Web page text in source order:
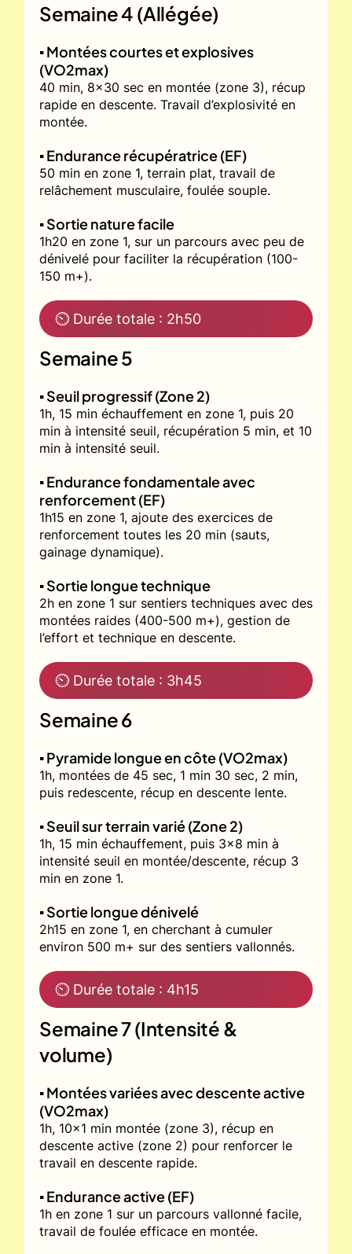
Semaine 4 (Allégée)
▪️ Montées courtes et explosives
(VO2max)
40 min, 8x30 sec en montée (zone 3), récup
rapide en descente. Travail d’explosivité en
montée.
▪️ Endurance récupératrice (EF)
50 min en zone 1, terrain plat, travail de
relâchement musculaire, foulée souple.
▪️ Sortie nature facile
1h20 en zone 1, sur un parcours avec peu de
dénivelé pour faciliter la récupération (100-
150 m+).
⏲ Durée totale : 2h50
Semaine 5
▪️ Seuil progressif (Zone 2)
1h, 15 min échauffement en zone 1, puis 20
min à intensité seuil, récupération 5 min, et 10
min à intensité seuil.
▪️ Endurance fondamentale avec
renforcement (EF)
1h15 en zone 1, ajoute des exercices de
renforcement toutes les 20 min (sauts,
gainage dynamique).
▪️ Sortie longue technique
2h en zone 1 sur sentiers techniques avec des
montées raides (400-500 m+), gestion de
l’effort et technique en descente.
⏲ Durée totale : 3h45
Semaine 6
▪️ Pyramide longue en côte (VO2max)
1h, montées de 45 sec, 1 min 30 sec, 2 min,
puis redescente, récup en descente lente.
▪️ Seuil sur terrain varié (Zone 2)
1h, 15 min échauffement, puis 3x8 min à
intensité seuil en montée/descente, récup 3
min en zone 1.
▪️ Sortie longue dénivelé
2h15 en zone 1, en cherchant à cumuler
environ 500 m+ sur des sentiers vallonnés.
⏲ Durée totale : 4h15
Semaine 7 (Intensité &
volume)
▪️ Montées variées avec descente active
(VO2max)
1h, 10x1 min montée (zone 3), récup en
descente active (zone 2) pour renforcer le
travail en descente rapide.
▪️ Endurance active (EF)
1h en zone 1 sur un parcours vallonné facile,
travail de foulée efficace en montée.